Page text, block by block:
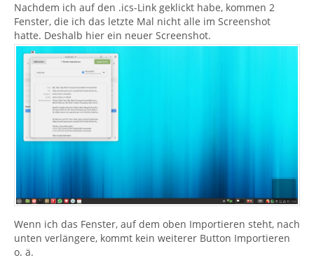
Nachdem ich auf den .ics-Link geklickt habe, kommen 2
Fenster, die ich das letzte Mal nicht alle im Screenshot
hatte. Deshalb hier ein neuer Screenshot.
Wenn ich das Fenster, auf dem oben Importieren steht, nach
unten verlängere, kommt kein weiterer Button Importieren
o. ä.